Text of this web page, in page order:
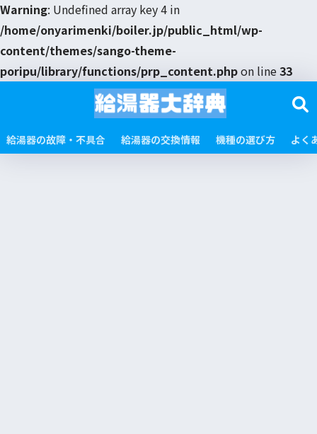
Warning: Undefined array key 4 in
/home/onyarimenki/boiler.jp/public_html/wp-
content/themes/sango-theme-
poripu/library/functions/prp_content.phpon line33
給湯器の故障・不具合 給湯器の交換情報 機種の選び方 よく